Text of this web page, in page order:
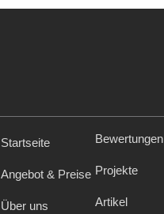
Startseite
Angebot & Preise
Über uns
Bewertungen
Projekte
Artikel